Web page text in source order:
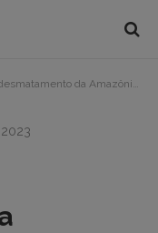
pode gerar degradação generalizada e colapso climático